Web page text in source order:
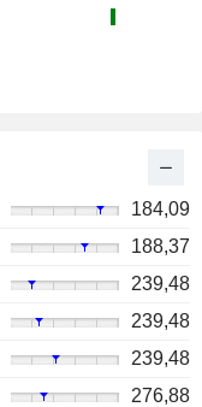
184,09
188,37
239,48
239,48
239,48
276,88